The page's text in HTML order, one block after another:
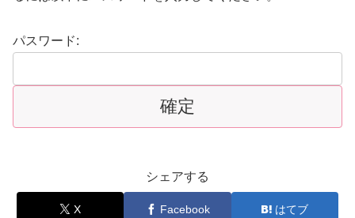
パスワード:
シェアする
X Facebook はてブ